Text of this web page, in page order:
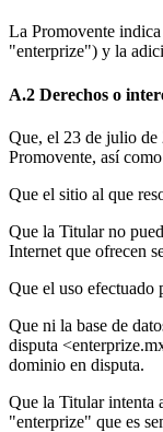
La Promovente
"enterprize") y la
A.2 Derechos o
Que, el 23 de julio de
Promovente, así
Que el sitio al que
Que la Titular no
Internet que ofrecen
Que el uso efectuado
Que ni la base de
disputa
dominio en disputa.
Que la Titular intenta
"enterprize" que es